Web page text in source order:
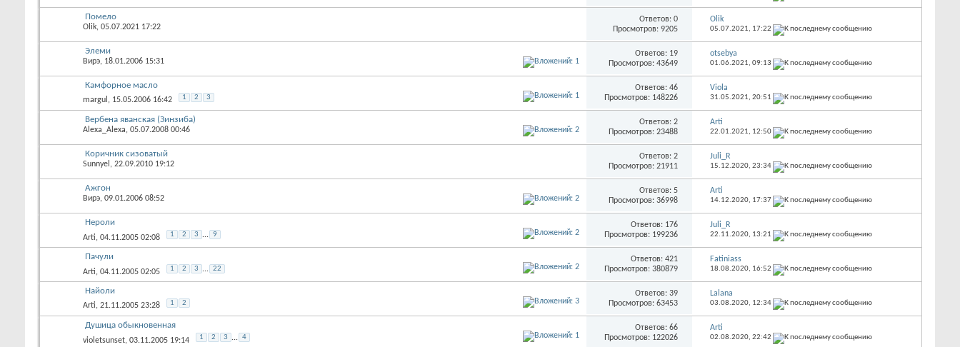
Помело
Olik, 05.07.2021 17:22
Ответов: 0
Просмотров: 9205
Olik
05.07.2021, 17:22
Элеми
Вирэ, 18.01.2006 15:31
Ответов: 19
Просмотров: 43649
otsebya
01.06.2021, 09:13
Камфорное масло
margul , 15.05.2006 16:42 1 2 3
Ответов: 46
Просмотров: 148226
Viola
31.05.2021, 20:51
Вербена яванская (Зинзиба)
Alexa_Alexa, 05.07.2008 00:46
Ответов: 2
Просмотров: 23488
Arti
22.01.2021, 12:50
Коричник сизоватый
Sunnyel , 22.09.2010 19:12
Ответов: 2
Просмотров: 21911
Juli_R
15.12.2020, 23:34
Ажгон
Вирэ, 09.01.2006 08:52
Ответов: 5
Просмотров: 36998
Arti
14.12.2020, 17:37
Нероли
Arti, 04.11.2005 02:08 1 2 3 ... 9
Ответов: 176
Просмотров: 199236
Juli_R
22.11.2020, 13:21
Пачули
Arti, 04.11.2005 02:05 1 2 3 ... 22
Ответов: 421
Просмотров: 380879
Fatiniass
18.08.2020, 16:52
Найоли
Arti, 21.11.2005 23:28 1 2
Ответов: 39
Просмотров: 63453
Lalana
03.08.2020, 12:34
Душица обыкновенная
violetsunset, 03.11.2005 19:14 1 2 3 ... 4
Ответов: 66
Просмотров: 122026
Arti
02.08.2020, 22:42